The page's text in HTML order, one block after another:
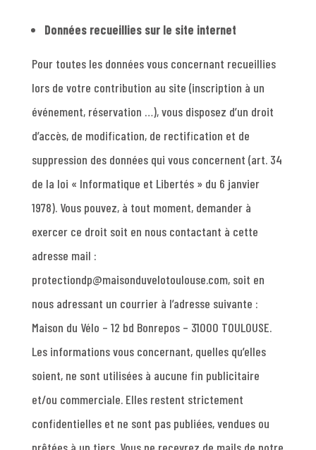
Données recueillies sur le site internet
Pour toutes les données vous concernant recueillies
lors de votre contribution au site (inscription à un
événement, réservation …), vous disposez d’un droit
d’accès, de modification, de rectification et de
suppression des données qui vous concernent (art. 34
de la loi « Informatique et Libertés » du 6 janvier
1978). Vous pouvez, à tout moment, demander à
exercer ce droit soit en nous contactant à cette
adresse mail :
protectiondp@maisonduvelotoulouse.com, soit en
nous adressant un courrier à l’adresse suivante :
Maison du Vélo – 12 bd Bonrepos – 31000 TOULOUSE.
Les informations vous concernant, quelles qu’elles
soient, ne sont utilisées à aucune fin publicitaire
et/ou commerciale. Elles restent strictement
confidentielles et ne sont pas publiées, vendues ou